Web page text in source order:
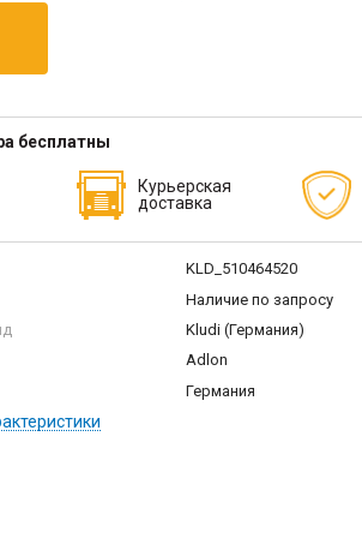
бесплатны
Курьерская
доставка
KLD_510464520
Наличие по запросу
Kludi (Германия)
Adlon
Германия